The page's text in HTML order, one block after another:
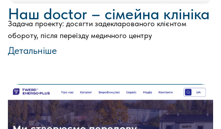
Наш doctor – сімейна клініка
Задача проекту: досягти задекларованого клієнтом
обороту, після переїзду медичного центру
Детальніше